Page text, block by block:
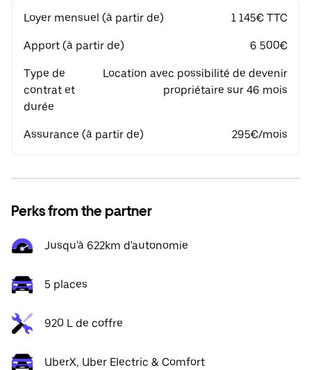
Loyer mensuel (à partir de) 1 145€ TTC
Apport (à partir de) 6 500€
Type de
contrat et
durée
Location avec possibilité de devenir
propriétaire sur 46 mois
Assurance (à partir de) 295€/mois
Perks from the partner
Jusqu'à 622km d'autonomie
5 places
920 L de coffre
UberX, Uber Electric & Comfort